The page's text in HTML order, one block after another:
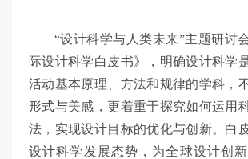
“设计科学与人类未来”主题研讨
际设计科学白皮书》，明确设计科学
活动基本原理、方法和规律的学科，
形式与美感，更着重于探究如何运用
法，实现设计目标的优化与创新。白
设计科学发展态势，为全球设计创